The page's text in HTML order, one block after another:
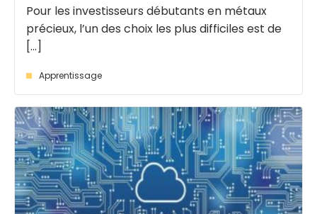
Pour les investisseurs débutants en métaux
précieux, l’un des choix les plus difficiles est de
[...]
Apprentissage